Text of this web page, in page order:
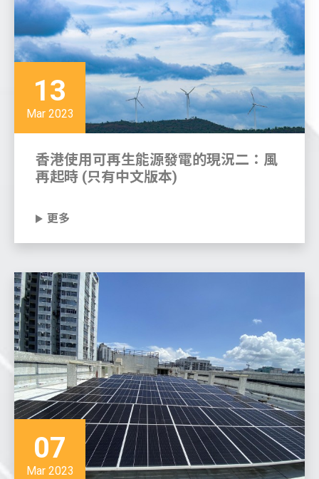
13
Mar 2023
香港使用可再生能源發電的現況二：風
再起時 (只有中文版本)
更多
07
Mar 2023